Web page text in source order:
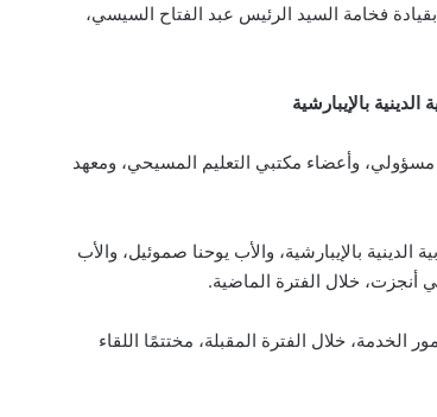
فخامة السيد الرئيس عبد الفتاح السيسي،
بالإيبارشية
مسؤولي، وأعضاء مكتبي التعليم المسيحي، ومعهد
بالإيبارشية، والأب يوحنا صموئيل، والأب
أنجزت، خلال الفترة الماضية.
خلال الفترة المقبلة، مختتمًا اللقاء